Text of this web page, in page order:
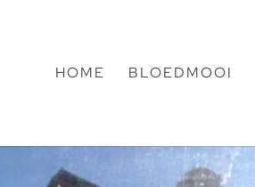
HOME BLOEDMOOI